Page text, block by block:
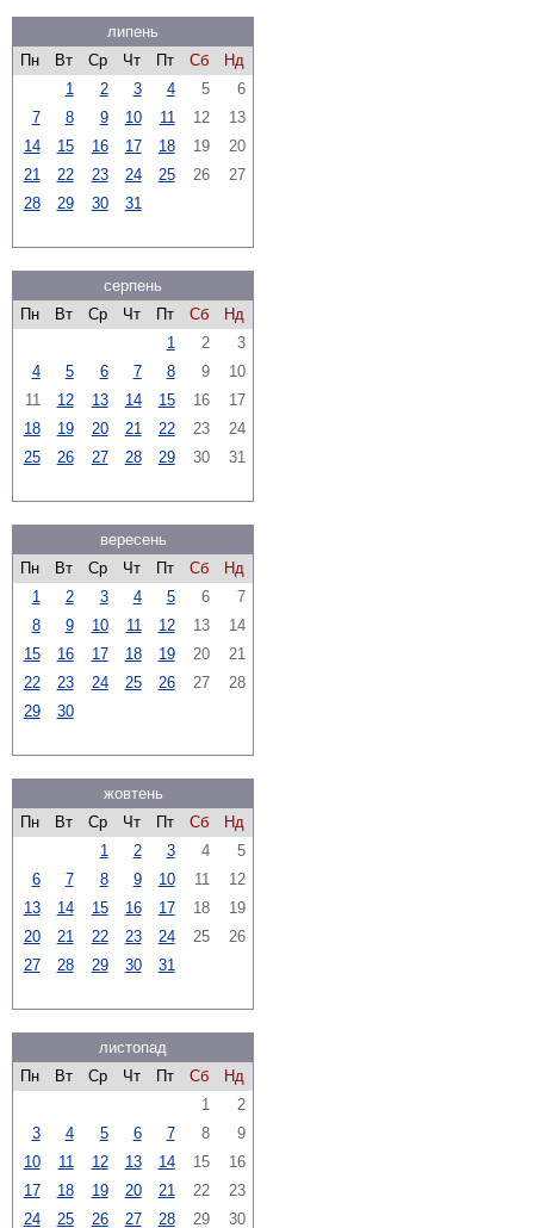
липень
Пн
Вт Ср Чт Пт Сб
Нд
1
2 3 4 5
6
7
8 9 10 11 12
13
14
15 16 17 18 19
20
21
22 23 24 25 26
27
28
29 30 31
серпень
Пн
Вт Ср Чт Пт Сб
Нд
1
2
3
4
5 6 7 8 9
10
11
12 13 14 15 16
17
18
19 20 21 22 23
24
25
26 27 28 29 30 31
вересень
Пн
Вт Ср Чт Пт Сб
Нд
1
2 3 4 5 6
7
8
9 10 11 12 13
14
15
16 17 18 19 20
21
22
23 24 25 26 27
28
29
30
жовтень
Пн
Вт Ср Чт Пт Сб
Нд
1
2 3 4
5
6
7 8 9 10 11
12
13
14 15 16 17 18
19
20
21 22 23 24 25
26
27
28 29 30 31
листопад
Пн
Вт Ср Чт Пт Сб
Нд
1
2
3
4 5 6 7 8
9
10
11 12 13 14 15
16
17
18 19 20 21 22
23
24
25 26 27 28 29 30